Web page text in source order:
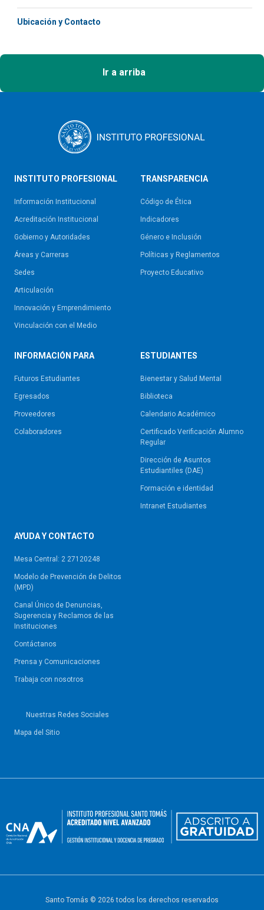
Ubicación y Contacto
Ir a arriba
INSTITUTO PROFESIONAL
Información Institucional
Acreditación Institucional
Gobierno y Autoridades​
Áreas y Carreras
Sedes
Articulación
Innovación y Emprendimiento
Vinculación con el Medio
TRANSPARENCIA
Código de Ética
Indicadores
Género e Inclusión
Políticas y Reglamentos​
Proyecto Educativo
INFORMACIÓN PARA
Futuros Estudiantes
Egresados
Proveedores
Colaboradores
ESTUDIANTES
Bienestar y Salud Mental
Biblioteca
Calendario Académico
Certificado Verificación Alumno
Regular
Dirección de Asuntos
Estudiantiles (DAE)
Formación e identidad
Intranet Estudiantes
AYUDA Y CONTACTO
Mesa Central: 2 27120248
Modelo de Prevención de Delitos
(MPD)
Canal Único de Denuncias,
Sugerencia y Reclamos de las
Instituciones
Contáctanos
Prensa y Comunicaciones
Trabaja con nosotros
Nuestras Redes Sociales
Mapa del Sitio
Santo Tomás © 2026 todos los derechos reservados